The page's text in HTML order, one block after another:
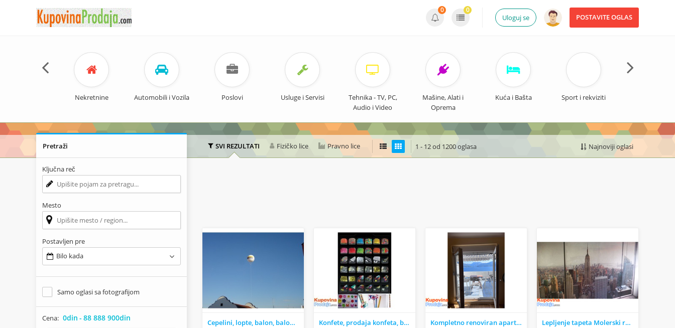
POSTAVITE OGLAS
Uloguj se
0 0
Nekretnine Automobili i Vozila Poslovi Usluge i Servisi
Tehnika - TV, PC,
Audio i Video
Mašine, Alati i
Oprema
Kuća i Bašta Sport i rekviziti
SVI REZULTATI Fizičko lice Pravno lice 1 - 12 od 1200 oglasa Najnoviji oglasi
Cepelini, lopte, balon, baloni, cepelin, štampa balona, konfete Konfete, prodaja konfeta, baloni, balon, štampa, Kompletno renoviran apartman sa pogledom na Boku – Krašići (52m²) Lepljenje tapeta Molerski radovi
Pretraži
Ključna reč
Mesto
Postavljen pre
Bilo kada
Samo oglasi sa fotografijom
Cena: 0din - 88 888 900din